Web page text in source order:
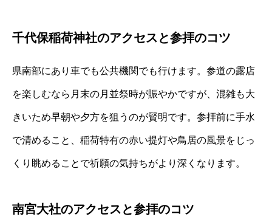
千代保稲荷神社のアクセスと参拝のコツ
県南部にあり車でも公共機関でも行けます。参道の露店
を楽しむなら月末の月並祭時が賑やかですが、混雑も大
きいため早朝や夕方を狙うのが賢明です。参拝前に手水
で清めること、稲荷特有の赤い提灯や鳥居の風景をじっ
くり眺めることで祈願の気持ちがより深くなります。
南宮大社のアクセスと参拝のコツ